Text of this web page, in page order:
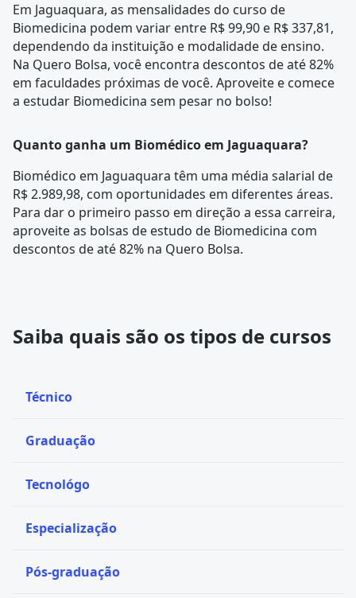
Em Jaguaquara, as mensalidades do curso de
Biomedicina podem variar entre R$ 99,90 e R$ 337,81,
dependendo da instituição e modalidade de ensino.
Na Quero Bolsa, você encontra descontos de até 82%
em faculdades próximas de você. Aproveite e comece
a estudar Biomedicina sem pesar no bolso!
Quanto ganha um Biomédico em Jaguaquara?
Biomédico em Jaguaquara têm uma média salarial de
R$ 2.989,98, com oportunidades em diferentes áreas.
Para dar o primeiro passo em direção a essa carreira,
aproveite as bolsas de estudo de Biomedicina com
descontos de até 82% na Quero Bolsa.
Saiba quais são os tipos de cursos
Técnico
Graduação
Tecnológo
Especialização
Pós-graduação